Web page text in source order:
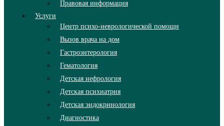
Правовая информация
Услуги
Центр психо-неврологической помощи
Вызов врача на дом
Гастроэнтерология
Гематология
Детская нефрология
Детская психиатрия
Детская эндокринология
Диагностика